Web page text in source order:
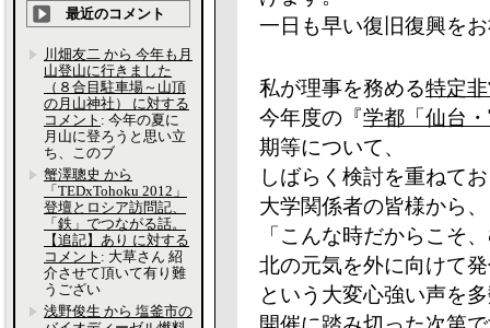
一日も早い復旧復興を
私が理事を務める特定
今年度の『学都「仙台
期等について、
しばらく検討を重ねて
大学関係者の皆様から、
「こんな時だからこそ
北の元気を外に向けて
という大変心強い声を
最近のコメント
川畑友二 から 今年も月
山登山に行きました
（８合目駐車場～山頂
の月山神社） に対する
コメント : 今年の夏に
月山に登ろうと思い立
ち、このブ
蟹澤聰史 から
「TEDxTohoku 2012」
登壇とロシア訪問記、
「鉄」でつながる話。
【追記】あり に対する
コメント : 大草さん 紹
介させて頂いて有り難
うござい
浅野俊生 から 塩釜市の